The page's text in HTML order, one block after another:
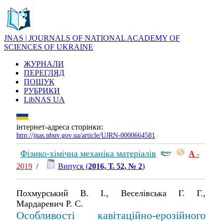
JNAS | JOURNALS OF NATIONAL ACADEMY OF
SCIENCES OF UKRAINE
ЖУРНАЛИ
ПЕРЕГЛЯД
ПОШУК
РУБРИКИ
LibNAS UA
інтернет-адреса сторінки:
http://jnas.nbuv.gov.ua/article/UJRN-0000664581
Фізико-хімічна механіка матеріалів А -
2019 / Випуск (2016, Т. 52, № 2)
Похмурський В. І., Веселівська Г. Г.,
Мардаревич Р. С.
Особливості кавітаційно-ерозійного